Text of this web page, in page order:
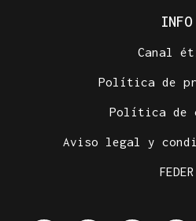
INFO
Canal
Política de
Política de
Aviso legal y
FEDER